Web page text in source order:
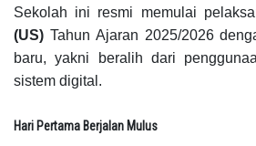
Sekolah ini resmi memulai
(US) Tahun Ajaran 2025/2026
baru, yakni beralih dari
sistem digital.
Hari Pertama Berjalan Mulus